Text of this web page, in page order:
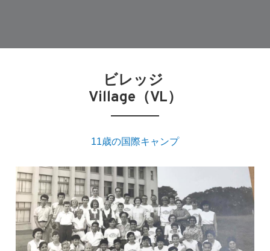
ビレッジ
Village（VL）​
11歳の国際キャンプ